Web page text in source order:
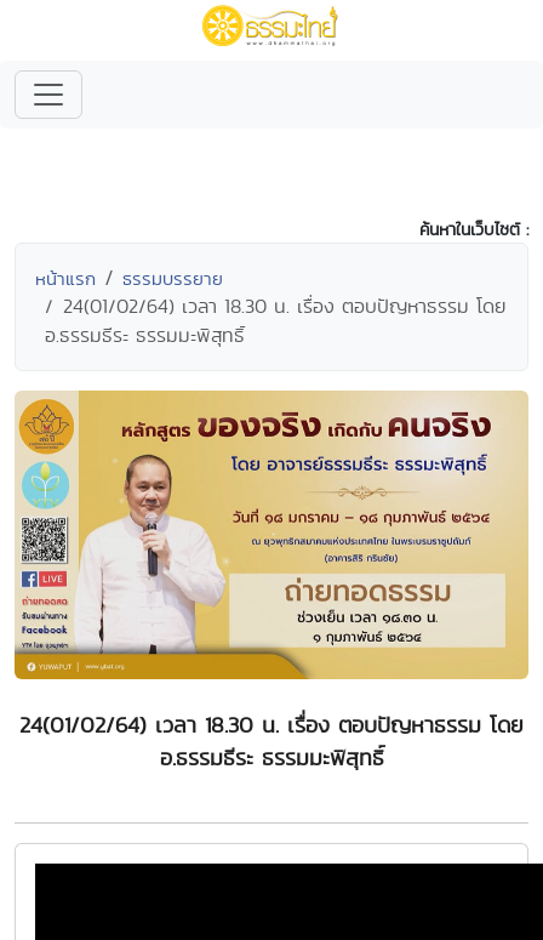
ค้นหาในเว็บไซต์ :
หน้าแรก ธรรมบรรยาย
24(01/02/64) เวลา 18.30 น. เรื่อง ตอบปัญหาธรรม โดย
อ.ธรรมธีระ ธรรมมะพิสุทธิ์
24(01/02/64) เวลา 18.30 น. เรื่อง ตอบปัญหาธรรม โดย
อ.ธรรมธีระ ธรรมมะพิสุทธิ์